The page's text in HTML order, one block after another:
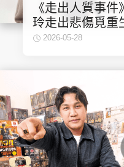
頭條日報
親子王
頭條搵工
《走出人質事
玲走出悲傷覓重
「人血饅頭」指控
2026-05-28